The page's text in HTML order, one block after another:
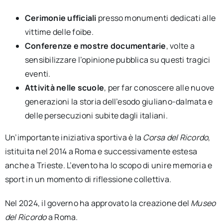
Cerimonie ufficiali presso monumenti dedicati alle
vittime delle foibe.
Conferenze e mostre documentarie, volte a
sensibilizzare l’opinione pubblica su questi tragici
eventi.
Attività nelle scuole, per far conoscere alle nuove
generazioni la storia dell’esodo giuliano-dalmata e
delle persecuzioni subite dagli italiani.
Un’importante iniziativa sportiva è la Corsa del Ricordo,
istituita nel 2014 a Roma e successivamente estesa
anche a Trieste. L’evento ha lo scopo di unire memoria e
sport in un momento di riflessione collettiva.
Nel 2024, il governo ha approvato la creazione del Museo
del Ricordoa Roma.